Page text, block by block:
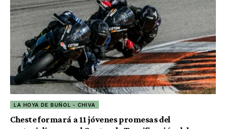
LA HOYA DE BUÑOL - CHIVA
Cheste formará a 11 jóvenes promesas del